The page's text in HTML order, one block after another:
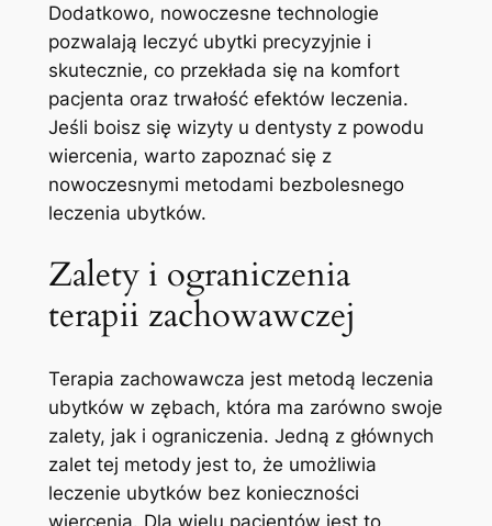
Dodatkowo, nowoczesne technologie
pozwalają leczyć ubytki precyzyjnie i
skutecznie, co przekłada się na komfort
pacjenta oraz trwałość efektów leczenia.
Jeśli boisz się wizyty u dentysty z powodu
wiercenia, warto zapoznać się z
nowoczesnymi metodami bezbolesnego
leczenia ubytków.
Zalety i ograniczenia
terapii zachowawczej
Terapia zachowawcza jest metodą leczenia
ubytków w zębach, która ma zarówno swoje
zalety, jak i ograniczenia. Jedną z głównych
zalet tej metody jest to, że umożliwia
leczenie ubytków bez konieczności
wiercenia. Dla wielu pacjentów jest to